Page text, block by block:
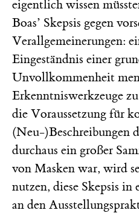
eigentlich wissen
Boas’ Skepsis gegen
Verallgemeinerungen:
Eingeständnis einer
Unvollkommenheit
Erkenntniswerkzeuge
die Voraussetzung für
(Neu-)Beschreibungen
durchaus ein großer
von Masken war, wird
nutzen, diese Skepsis
an den